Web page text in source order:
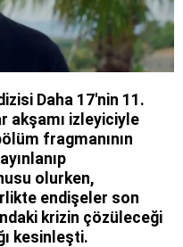
Daha 17'nin 11.
akşamı izleyiciyle
fragmanının
olurken,
endişeler son
krizin çözüleceği
kesinleşti.